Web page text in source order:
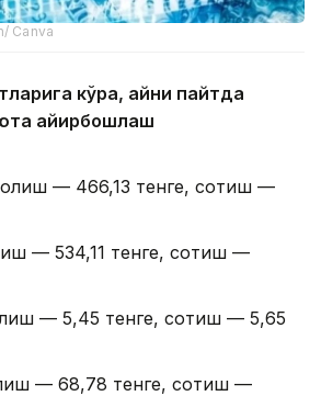
Canva
кўра, айни пайтда
айирбошлаш
— 466,13 тенге, сотиш —
— 534,11 тенге, сотиш —
— 5,45 тенге, сотиш — 5,65
— 68,78 тенге, сотиш —